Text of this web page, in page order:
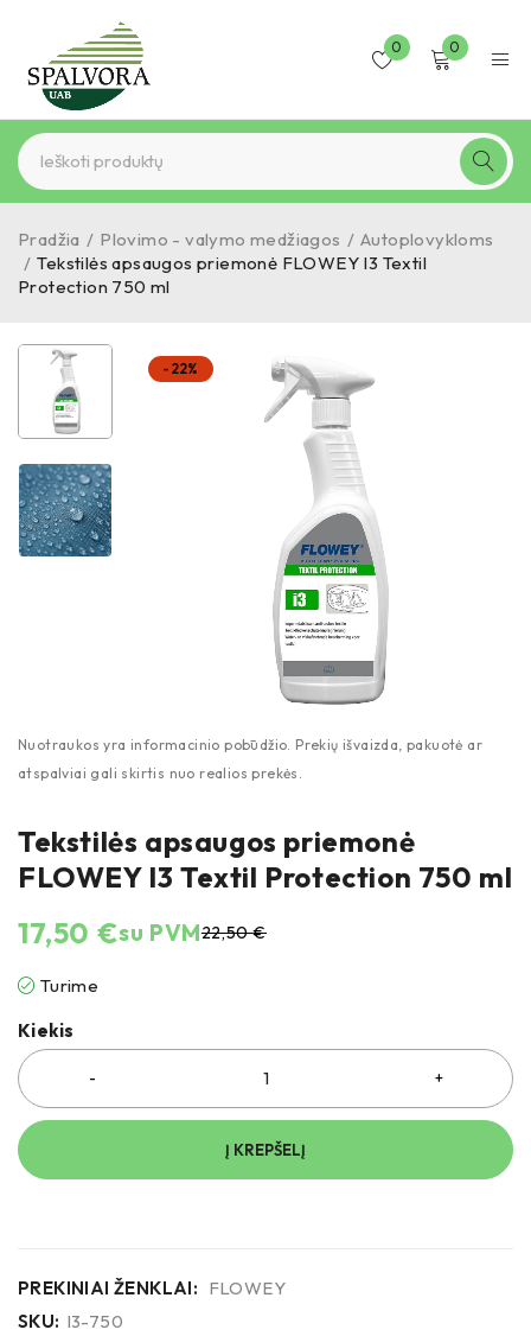
0 0
Pradžia / Plovimo - valymo medžiagos / Autoplovykloms
/ Tekstilės apsaugos priemonė FLOWEY I3 Textil
Protection 750 ml
-22%
Tekstilės apsaugos priemonė
FLOWEY I3 Textil Protection 750 ml
22,50€
17,50 €su PVM
Turime
Kiekis
Į KREPŠELĮ
PREKINIAI ŽENKLAI: FLOWEY
SKU: I3-750